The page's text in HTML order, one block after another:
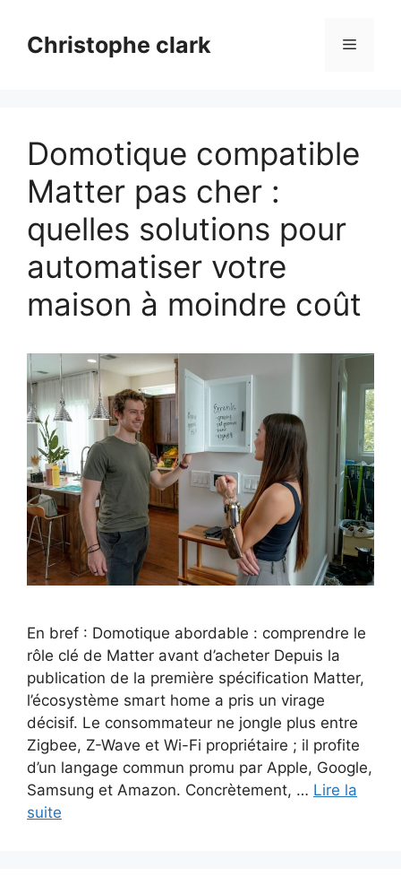
contenuChristophe clark Menu
Domotique compatible
Matter pas cher :
quelles solutions pour
automatiser votre
maison à moindre coût
En bref : Domotique abordable : comprendre le
rôle clé de Matter avant d’acheter Depuis la
publication de la première spécification Matter,
l’écosystème smart home a pris un virage
décisif. Le consommateur ne jongle plus entre
Zigbee, Z-Wave et Wi-Fi propriétaire ; il profite
d’un langage commun promu par Apple, Google,
Samsung et Amazon. Concrètement, … Lire la
suite